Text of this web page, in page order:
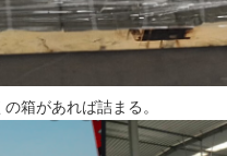
箱があれば詰まる。